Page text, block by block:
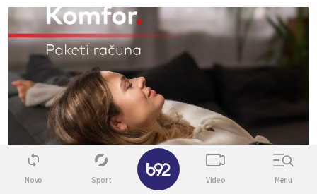
09. 07. 2026 09:20
Komfor po meri klijenata: nova linija paketa ALTA banke
Novo Sport Video Menu
✕